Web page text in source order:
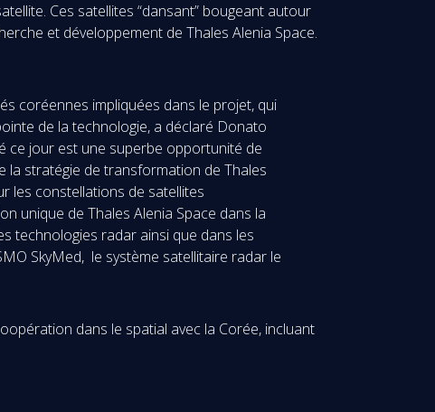
Ces satellites “dansant” bougeant autour
et développement de Thales Alenia Space.
coréennes impliquées dans le projet, qui
de la technologie, a déclaré Donato
ce jour est une superbe opportunité de
la stratégie de transformation de Thales
les constellations de satellites
unique de Thales Alenia Space dans la
technologies radar ainsi que dans les
SkyMed, le système satellitaire radar le
dans le spatial avec la Corée, incluant